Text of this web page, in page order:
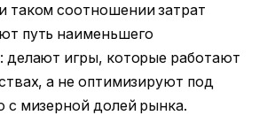
таком соотношении затрат
путь наименьшего
делают игры, которые работают
а не оптимизируют под
с мизерной долей рынка.